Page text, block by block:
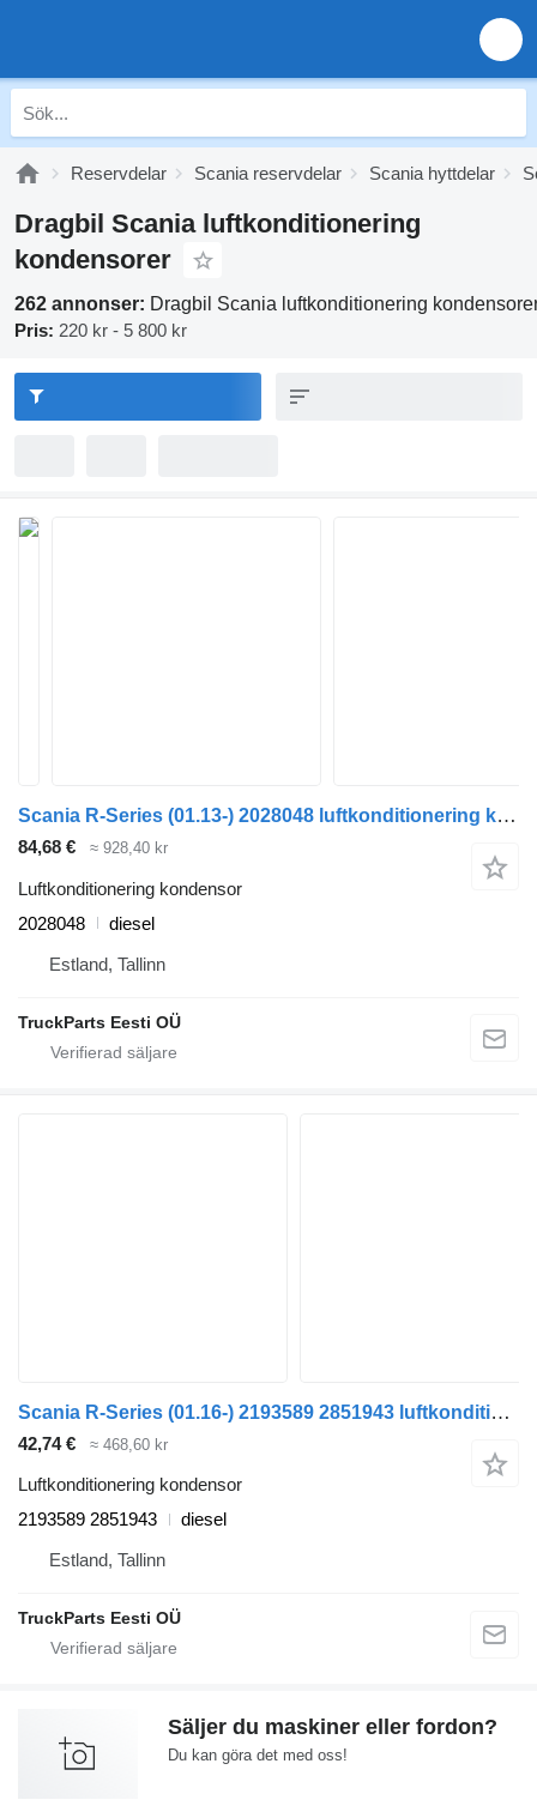
Reservdelar Scania reservdelar Scania hyttdelar
Dragbil Scania luftkonditionering
kondensorer
262 annonser: Dragbil Scania luftkonditionering
Pris: 220 kr - 5 800 kr
Scania R-Series (01.13-) 2028048 luftkonditionering kondensor till Scania P,G,R,T-series (2004-2017) dragbil
84,68 € ≈ 928,40 kr
Luftkonditionering kondensor
2028048
diesel
Estland, Tallinn
TruckParts Eesti OÜ
Scania R-Series (01.16-) 2193589 2851943 luftkonditionering kondensor till Scania L,P,G,R,S-series (2016-) dragbil
42,74 € ≈ 468,60 kr
Luftkonditionering kondensor
2193589 2851943
diesel
Estland, Tallinn
TruckParts Eesti OÜ
Säljer du maskiner eller fordon?
Du kan göra det med oss!